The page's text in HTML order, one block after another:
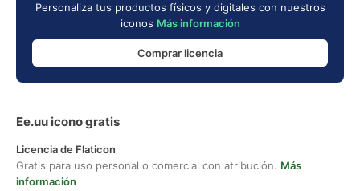
Personaliza tus productos físicos y digitales con nuestros
iconos Más información
Comprar licencia
Ee.uu icono gratis
Licencia de Flaticon
Gratis para uso personal o comercial con atribución. Más
información